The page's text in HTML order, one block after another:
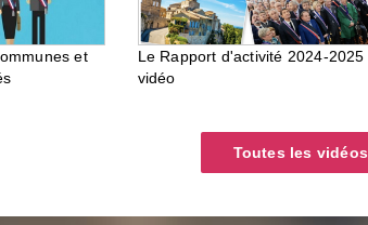
et
Le Rapport d'activité 2024-2025
vidéo
Toutes les vidéos